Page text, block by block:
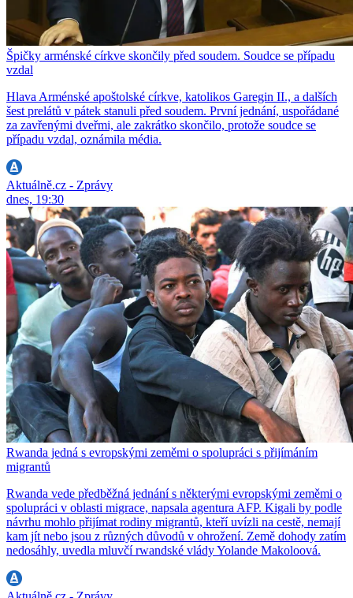
Špičky arménské církve skončily před soudem. Soudce se případu
vzdal
Hlava Arménské apoštolské církve, katolikos Garegin II., a dalších
šest prelátů v pátek stanuli před soudem. První jednání, uspořádané
za zavřenými dveřmi, ale zakrátko skončilo, protože soudce se
případu vzdal, oznámila média.
Aktuálně.cz - Zprávy
dnes, 19:30
Rwanda jedná s evropskými zeměmi o spolupráci s přijímáním
migrantů
Rwanda vede předběžná jednání s některými evropskými zeměmi o
spolupráci v oblasti migrace, napsala agentura AFP. Kigali by podle
návrhu mohlo přijímat rodiny migrantů, kteří uvízli na cestě, nemají
kam jít nebo jsou z různých důvodů v ohrožení. Země dohody zatím
nedosáhly, uvedla mluvčí rwandské vlády Yolande Makoloová.